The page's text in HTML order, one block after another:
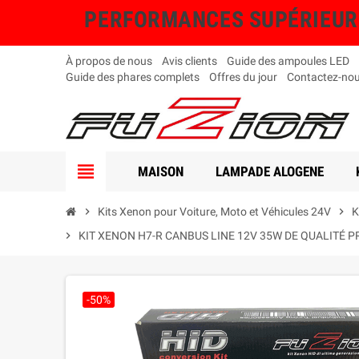
PERFORMANCES
À propos de nous Avis clients Guide des ampoules LED
Guide des phares complets
Offres du jour Contactez-
view_headline MAISON LAMPADE ALOGENE
chevron_right Kits Xenon pour Voiture, Moto et Véhicules 24V chevron_right
chevron_right
KIT XENON H7-R CANBUS LINE 12V 35W DE QUALITÉ
-50%